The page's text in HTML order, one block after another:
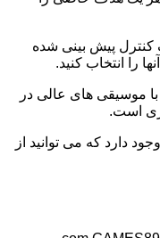
۳ حالت مختلف کنترل پیش بینی شده
را انتخاب کنید.
موسیقی های عالی در
است.
دارد که می توانید از